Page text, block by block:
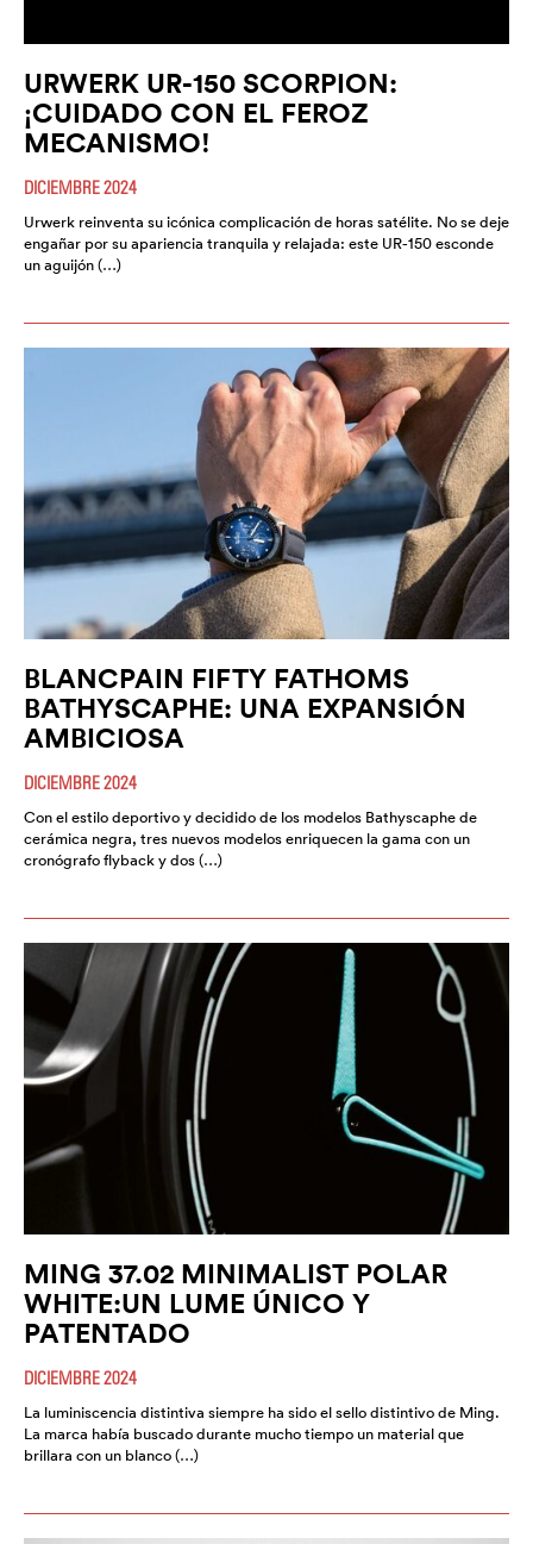
URWERK UR-150 SCORPION:
¡CUIDADO CON EL FEROZ
MECANISMO!
DICIEMBRE 2024
Urwerk reinventa su icónica complicación de horas satélite. No se deje
engañar por su apariencia tranquila y relajada: este UR-150 esconde
un aguijón (…)
BLANCPAIN FIFTY FATHOMS
BATHYSCAPHE: UNA EXPANSIÓN
AMBICIOSA
DICIEMBRE 2024
Con el estilo deportivo y decidido de los modelos Bathyscaphe de
cerámica negra, tres nuevos modelos enriquecen la gama con un
cronógrafo flyback y dos (…)
MING 37.02 MINIMALIST POLAR
WHITE:UN LUME ÚNICO Y
PATENTADO
DICIEMBRE 2024
La luminiscencia distintiva siempre ha sido el sello distintivo de Ming.
La marca había buscado durante mucho tiempo un material que
brillara con un blanco (…)